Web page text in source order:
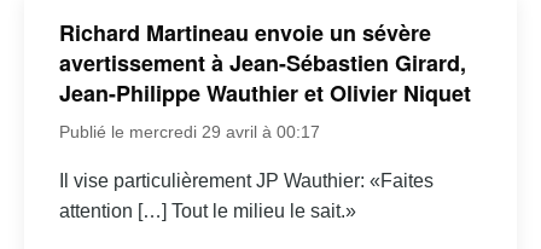
Richard Martineau envoie un sévère
avertissement à Jean-Sébastien Girard,
Jean-Philippe Wauthier et Olivier Niquet
Publié le mercredi 29 avril à 00:17
Il vise particulièrement JP Wauthier: «Faites
attention […] Tout le milieu le sait.»